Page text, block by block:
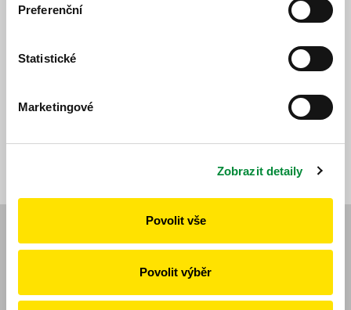
Preferenční
Statistické
Marketingové
Zobrazit detaily
Povolit vše
Povolit výběr
starší 3 let věku a je k zakoupení za hotové v ZOO
www.pmdp.cz
4. 6. 2025
Navigace
Novinky